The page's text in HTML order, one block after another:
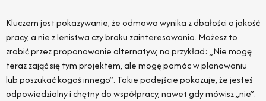
Kluczem jest pokazywanie, że odmowa wynika z dbałości o jakość
pracy, a nie z lenistwa czy braku zainteresowania. Możesz to
zrobić przez proponowanie alternatyw, na przykład: „Nie mogę
teraz zająć się tym projektem, ale mogę pomóc w planowaniu
lub poszukać kogoś innego”. Takie podejście pokazuje, że jesteś
odpowiedzialny i chętny do współpracy, nawet gdy mówisz „nie”.